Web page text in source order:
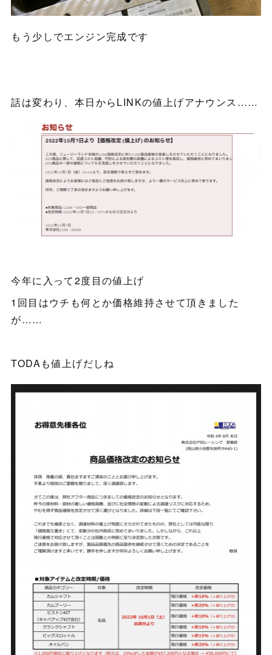
もう少しでエンジン完成です
話は変わり、本日からLINKの値上げアナウンス……
今年に入って2度目の値上げ
1回目はウチも何とか価格維持させて頂きました
が……
TODAも値上げだしね